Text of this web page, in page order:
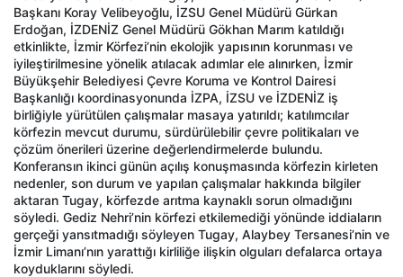
Başkanı Koray Velibeyoğlu, İZSU Genel Müdürü Gürkan
Erdoğan, İZDENİZ Genel Müdürü Gökhan Marım katıldığı
etkinlikte, İzmir Körfezi’nin ekolojik yapısının korunması ve
iyileştirilmesine yönelik atılacak adımlar ele alınırken, İzmir
Büyükşehir Belediyesi Çevre Koruma ve Kontrol Dairesi
Başkanlığı koordinasyonunda İZPA, İZSU ve İZDENİZ iş
birliğiyle yürütülen çalışmalar masaya yatırıldı; katılımcılar
körfezin mevcut durumu, sürdürülebilir çevre politikaları ve
çözüm önerileri üzerine değerlendirmelerde bulundu.
Konferansın ikinci günün açılış konuşmasında körfezin kirleten
nedenler, son durum ve yapılan çalışmalar hakkında bilgiler
aktaran Tugay, körfezde arıtma kaynaklı sorun olmadığını
söyledi. Gediz Nehri’nin körfezi etkilemediği yönünde iddiaların
gerçeği yansıtmadığı söyleyen Tugay, Alaybey Tersanesi’nin ve
İzmir Limanı’nın yarattığı kirliliğe ilişkin olguları defalarca ortaya
koyduklarını söyledi.